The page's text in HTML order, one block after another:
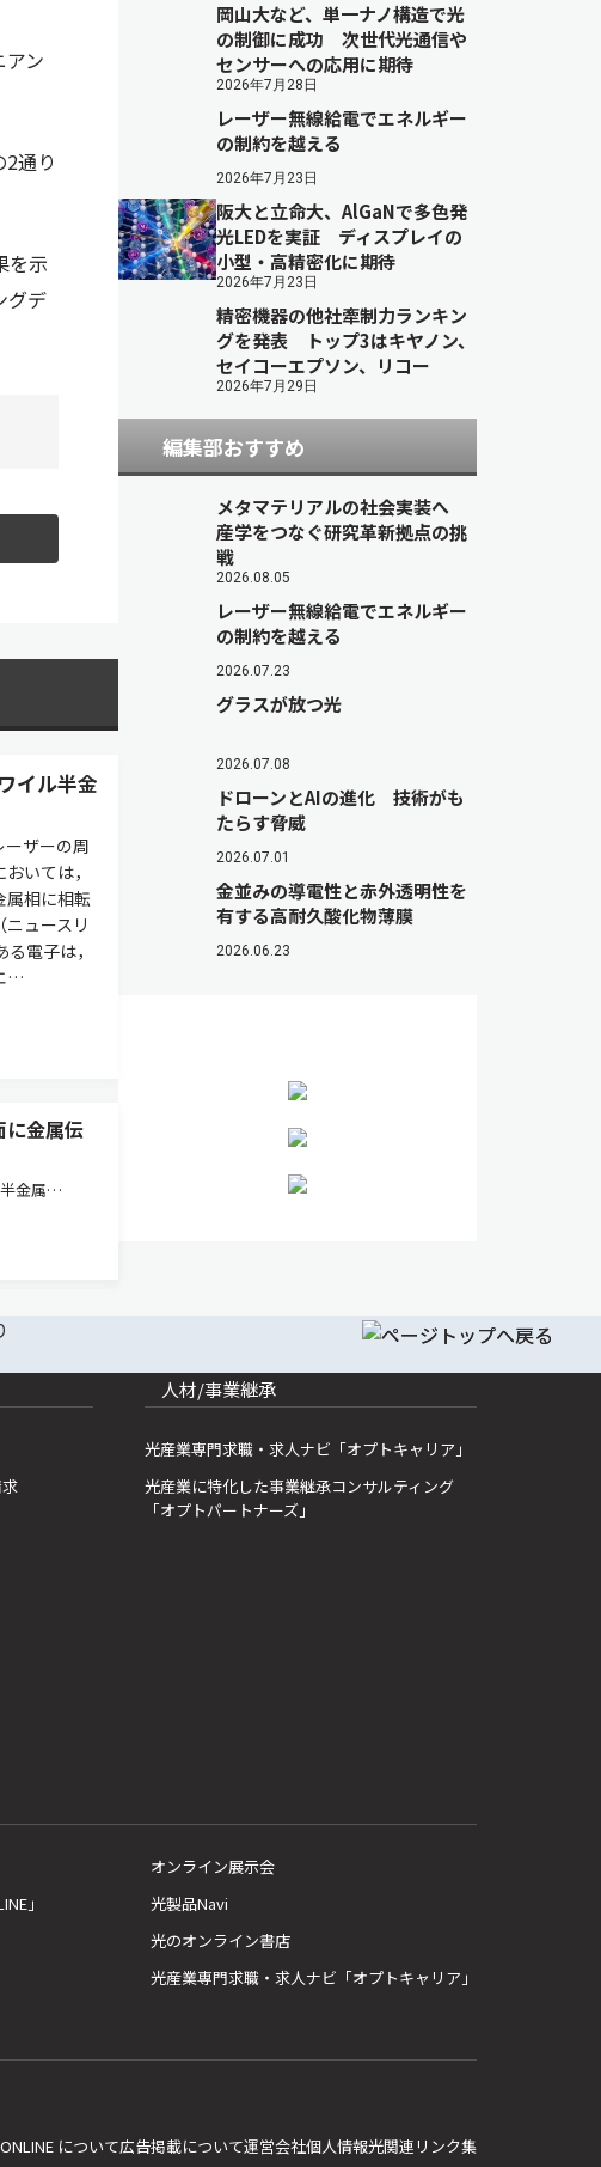
ン
通り
を示
グデ
イル半金
ザーの周
いては，
属相に相転
ュースリ
電⼦は，
…
に金属伝
金属
を初めて捉
した（ニュ
岡山大など、単一ナノ構造で光
の制御に成功 次世代光通信や
センサーへの応用に期待
2026年7月28日
レーザー無線給電でエネルギー
の制約を越える
2026年7月23日
阪大と立命大、AlGaNで多色発
光LEDを実証 ディスプレイの
小型・高精密化に期待
2026年7月23日
精密機器の他社牽制力ランキン
グを発表 トップ3はキヤノン、
セイコーエプソン、リコー
2026年7月29日
編集部おすすめ
メタマテリアルの社会実装へ
産学をつなぐ研究革新拠点の挑
戦
2026.08.05
レーザー無線給電でエネルギー
の制約を越える
2026.07.23
グラスが放つ光
2026.07.08
ドローンとAIの進化 技術がも
たらす脅威
2026.07.01
金並みの導電性と赤外透明性を
有する高耐久酸化物薄膜
2026.06.23
人材/事業継承
光産業専門求職・求人ナビ「オプトキャリア」
光産業に特化した事業継承コンサルティング
「オプトパートナーズ」
」
オンライン展示会
光製品Navi
光のオンライン書店
光産業専門求職・求人ナビ「オプトキャリア」
について広告掲載について運営会社個人情報光関連リンク集